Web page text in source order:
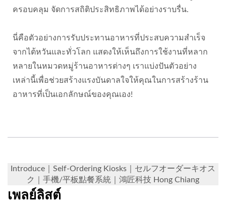
ครอบคลุม จัดการสถิติประสิทธิภาพได้อย่างราบรื่น.
นี่คือตัวอย่างการรับประทานอาหารที่ประสบความสำเร็จ
จากไต้หวันและทั่วโลก แสดงให้เห็นถึงการใช้งานที่หลาก
หลายในหมวดหมู่ร้านอาหารต่างๆ เราแบ่งปันตัวอย่าง
เหล่านี้เพื่อช่วยสร้างแรงบันดาลใจให้คุณในการสร้างร้าน
อาหารที่เป็นเอกลักษณ์ของคุณเอง!
Introduce｜Self-Ordering Kiosks｜セルフオーダーキオス
ク｜手機/平板點餐系統｜鴻匠科技 Hong Chiang
เพลย์ลิสต์